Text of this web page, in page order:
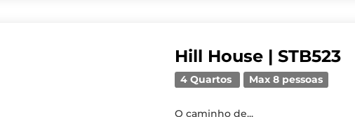
Hill House | STB523
4 Quartos Max 8 pessoas
O caminho de...